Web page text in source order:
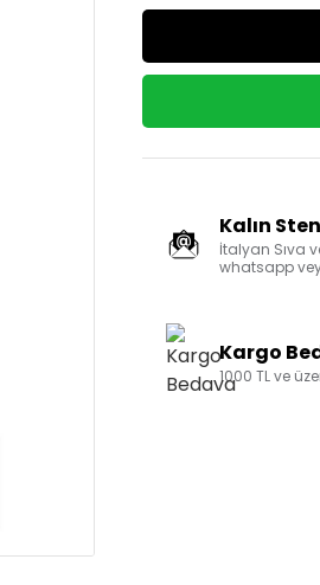
Kalın
İtalyan Sıva
whatsapp
Kargo
1000 TL ve